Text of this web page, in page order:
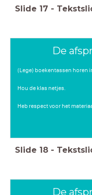
Slide 17 -
De
(Lege) boekentassen horen
Hou de klas netjes.
Heb respect voor het
Slide 18 -
De